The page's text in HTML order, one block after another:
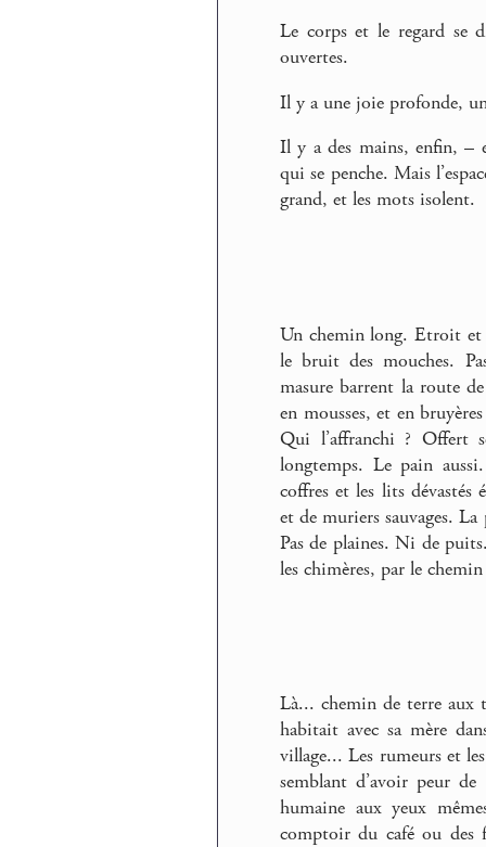
Le corps et le regard se
ouvertes.
Il y a une joie profonde,
Il y a des mains, enfin, –
qui se penche. Mais
grand, et les mots isolent.
Un chemin long. Etroit et
le bruit des mouches.
masure barrent la route
en mousses, et en
Qui l’affranchi ? Offert
longtemps. Le pain
coffres et les lits dévastés
et de muriers sauvages.
Pas de plaines. Ni de
les chimères, par le
Là... chemin de terre aux
habitait avec sa mère
village... Les rumeurs et
semblant d’avoir peur
humaine aux yeux
comptoir du café ou des